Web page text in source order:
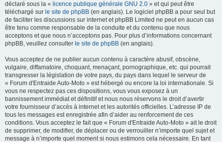
déclaré sous la « licence publique générale GNU 2.0 » et qui peut être
téléchargé sur le site de phpBB (en anglais). Le logiciel phpBB a pour seul but
de faciliter les discussions sur internet et phpBB Limited ne peut en aucun cas
être tenu comme responsable de la conduite et du contenu que nous
acceptons et que nous n’acceptons pas. Pour plus d’informations concernant
phpBB, veuillez consulter le site de phpBB (en anglais).
Vous acceptez de ne publier aucun contenu à caractère abusif, obscène,
vulgaire, diffamatoire, choquant, menaçant, pornographique, etc. qui pourrait
transgresser la législation de votre pays, du pays dans lequel le serveur de
« Forum d'Entraide Auto-Moto » est hébergé ou encore la loi internationale. Si
vous ne respectez pas ces dispositions, vous vous exposez à un
bannissement immédiat et définitif et nous nous réservons le droit d’avertir
votre fournisseur d’accès à internet et les autorités officielles. L’adresse IP de
tous les messages est enregistrée afin d’aider au renforcement de ces
conditions. Vous acceptez le fait que « Forum d'Entraide Auto-Moto » ait le droit
de supprimer, de modifier, de déplacer ou de verrouiller n’importe quel sujet et
message à n’importe quel moment si nous estimons cela nécessaire. En tant